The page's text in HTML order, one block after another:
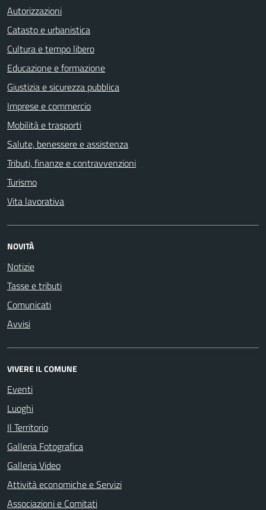
Autorizzazioni
Catasto e urbanistica
Cultura e tempo libero
Educazione e formazione
Giustizia e sicurezza pubblica
Imprese e commercio
Mobilità e trasporti
Salute, benessere e assistenza
Tributi, finanze e contravvenzioni
Turismo
Vita lavorativa
NOVITÀ
Notizie
Tasse e tributi
Comunicati
Avvisi
VIVERE IL COMUNE
Eventi
Luoghi
Il Territorio
Galleria Fotografica
Galleria Video
Attività economiche e Servizi
Associazioni e Comitati